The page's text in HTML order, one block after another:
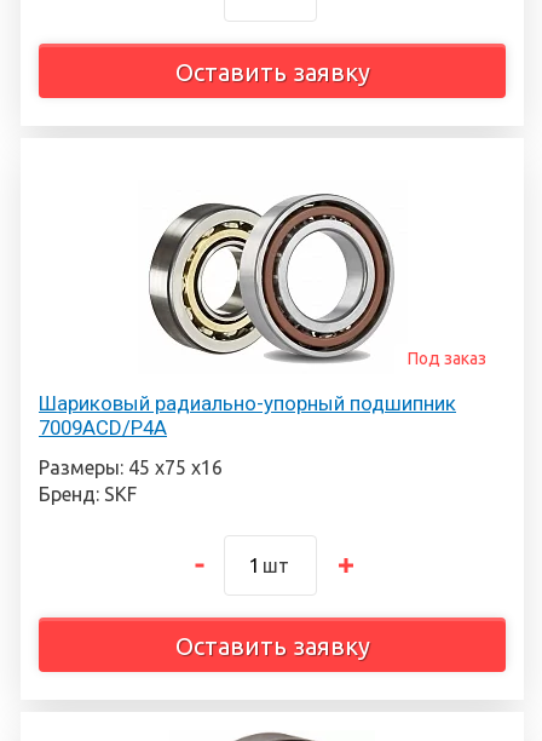
Оставить заявку
Шариковый радиально-упорный подшипник
7009ACD/P4A
Под заказ
Размеры: 45 х75 х16
Бренд: SKF
шт
Оставить заявку